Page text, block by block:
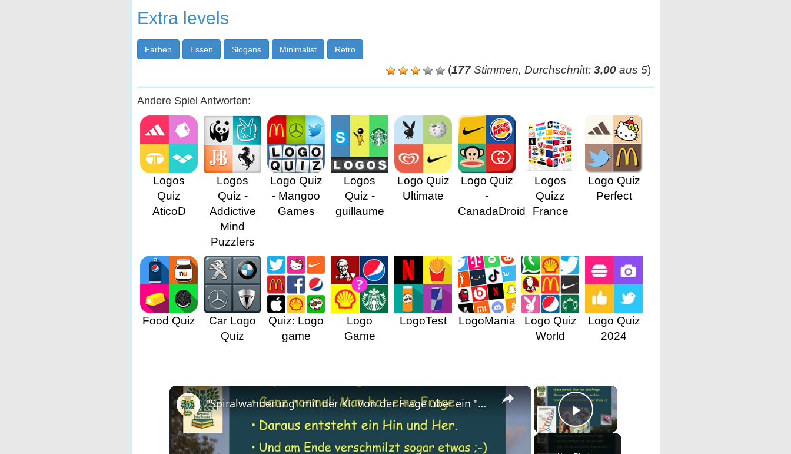
Extra levels
Farben Essen Slogans Minimalist Retro
(177Stimmen, Durchschnitt: 3,00 aus 5)
Andere Spiel Antworten:
Logos
Quiz
AticoD
Logos
Quiz -
Addictive
Mind
Puzzlers
Logo Quiz
- Mangoo
Games
Logos
Quiz -
guillaume
Logo Quiz
Ultimate
Logo Quiz
-
CanadaDroid
Logos
Quizz
France
Logo Quiz
Perfect
Food Quiz
Car Logo
Quiz
Quiz: Logo
game
Logo
Game
LogoTest LogoMania
Logo Quiz
World
Logo Quiz
2024
×
Play Video
×
"Spiralwanderung" mit der KI: Von der Frage über ein "Hin und Her" zur "Horizontverschmelzung"